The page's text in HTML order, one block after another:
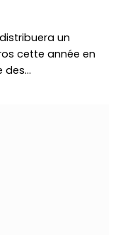
un
cette année en
des…